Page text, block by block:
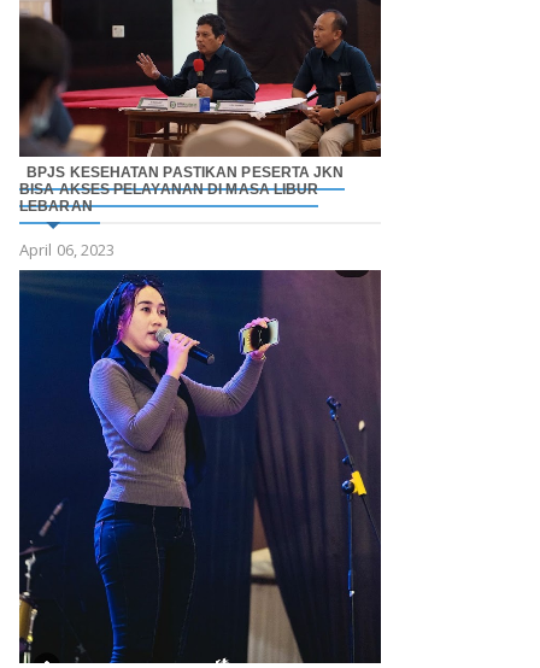
BPJS KESEHATAN PASTIKAN PESERTA JKN
BISA AKSES PELAYANAN DI MASA LIBUR
LEBARAN
April 06, 2023